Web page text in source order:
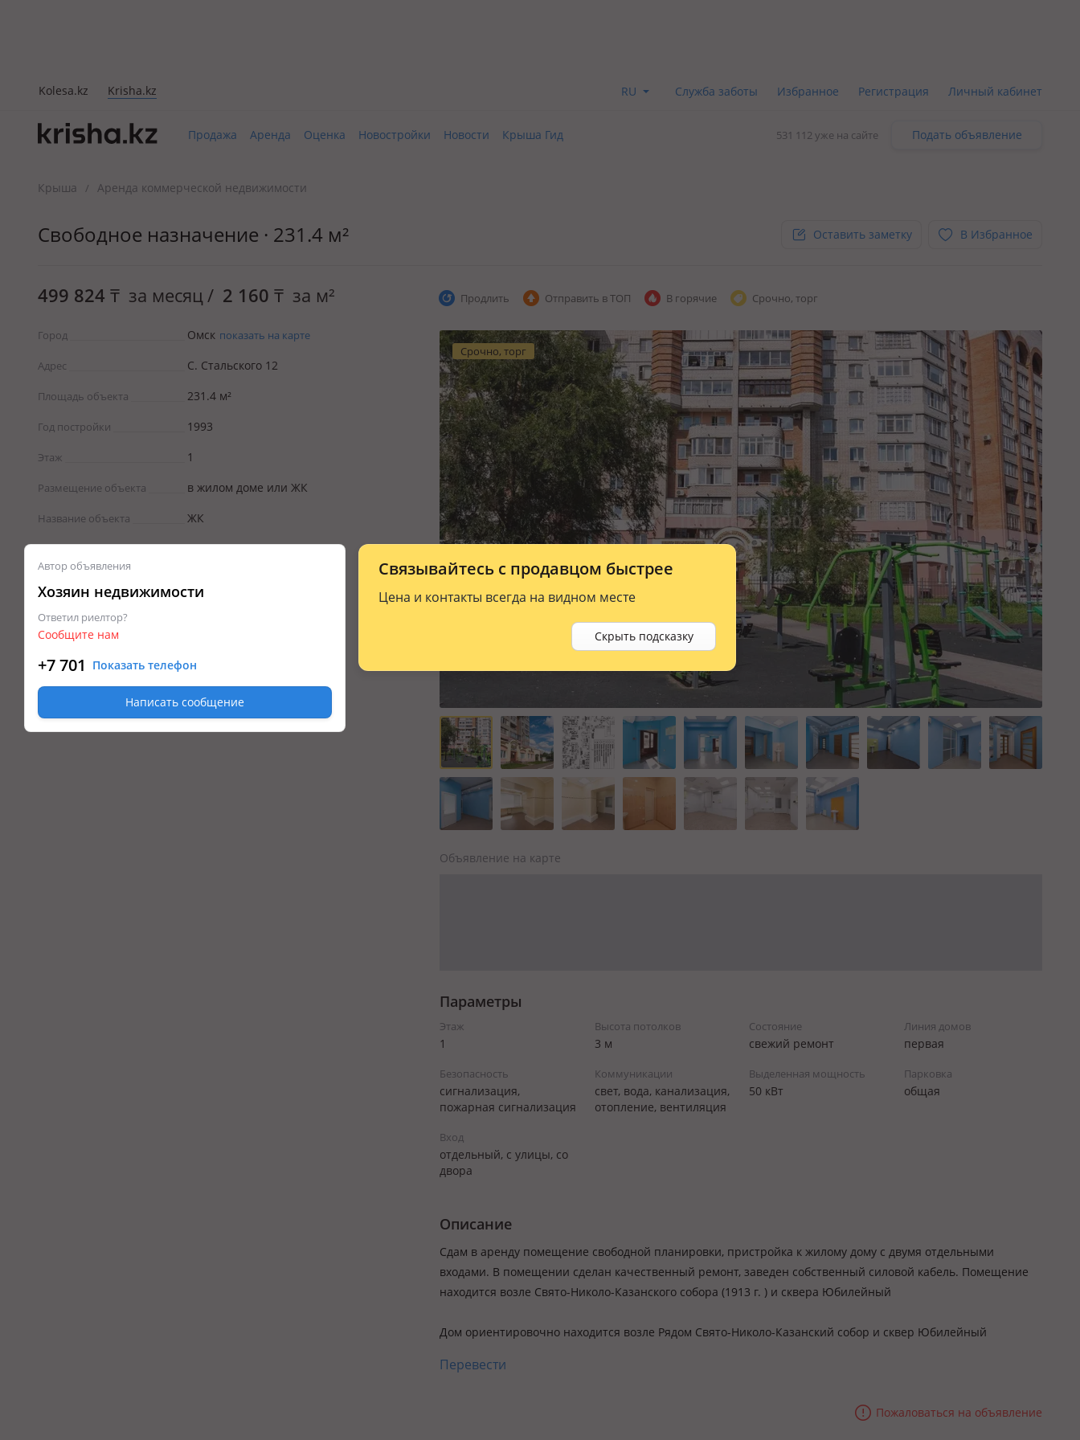
Kolesa.kz Krisha.kz RU Служба заботы Избранное Регистрация Личный кабинет
Продажа Аренда Оценка Новостройки Новости Крыша Гид 531 112 уже на сайте Подать объявление
Крыша / Аренда коммерческой недвижимости
Свободное назначение · 231.4 м² Оставить заметку В Избранное
499 824 ₸ за месяц/ 2 160 ₸ за м²
Город Омск показать на карте
Адрес С. Стальского 12
Площадь объекта 231.4 м²
Год постройки 1993
Этаж 1
Размещение объекта в жилом доме или ЖК
Название объекта ЖК
Связывайтесь с продавцом быстрее
Цена и контакты всегда на видном месте
Скрыть подсказку
Автор объявления
Хозяин недвижимости
Ответил риелтор?
Сообщите нам
+7 701 Показать телефон
Написать сообщение
Продлить Отправить в ТОП В горячие Срочно, торг
Срочно, торг
Объявление на карте
Параметры
Этаж
1
Высота потолков
3 м
Состояние
cвежий ремонт
Линия домов
первая
Безопасность
сигнализация,
пожарная сигнализация
Коммуникации
свет, вода, канализация,
отопление, вентиляция
Выделенная мощность
50 кВт
Парковка
общая
Вход
отдельный, с улицы, со
двора
Описание
Сдам в аренду помещение свободной планировки, пристройка к жилому дому с двумя отдельными
входами. В помещении сделан качественный ремонт, заведен собственный силовой кабель. Помещение
находится возле Свято-Николо-Казанского собора (1913 г. ) и сквера Юбилейный
Дом ориентировочно находится возле Рядом Свято-Николо-Казанский собор и сквер Юбилейный
Перевести
Пожаловаться на объявление